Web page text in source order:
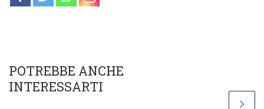
POTREBBE ANCHE
INTERESSARTI